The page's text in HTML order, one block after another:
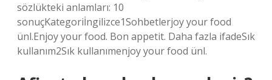
sözlükteki anlamları: 10
sonuçKategoriİngilizce1Sohbetlerjoy your food
ünl.Enjoy your food. Bon appetit. Daha fazla ifadeSık
kullanım2Sık kullanımenjoy your food ünl.